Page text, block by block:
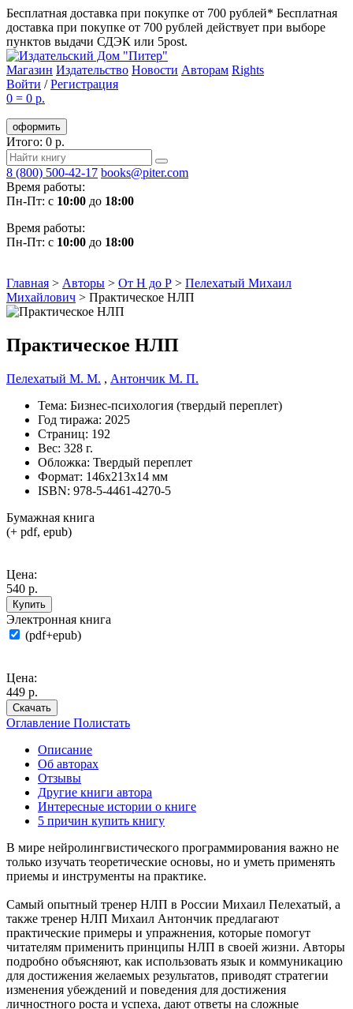
Бесплатная доставка при покупке от 700 рублей* Бесплатная
доставка при покупке от 700 рублей действует при выборе
пунктов выдачи СДЭК или 5post.
Магазин Издательство Новости Авторам Rights
Войти /Регистрация
0 = 0 р.
оформить
Итого: 0 р.
8 (800) 500-42-17 books@piter.com
Время работы:
Пн-Пт: с 10:00 до 18:00
Время работы:
Пн-Пт: с 10:00 до 18:00
Главная > Авторы > От Н до Р > Пелехатый Михаил
Михайлович > Практическое НЛП
Практическое НЛП
Пелехатый М. М. , Антончик М. П.
Тема: Бизнес-психология (твердый переплет)
Год тиража: 2025
Страниц: 192
Вес: 328 г.
Обложка: Твердый переплет
Формат: 146х213х14 мм
ISBN: 978-5-4461-4270-5
Бумажная книга
(+ pdf, epub)
Цена:
540 р.
Купить
Электронная книга
(pdf+epub)
Цена:
449 р.
Скачать
Оглавление Полистать
Описание
Об авторах
Отзывы
Другие книги автора
Интересные истории о книге
5 причин купить книгу
В мире нейролингвистического программирования важно не
только изучать теоретические основы, но и уметь применять
приемы и инструменты на практике.
Самый опытный тренер НЛП в России Михаил Пелехатый, а
также тренер НЛП Михаил Антончик предлагают
практические примеры и упражнения, которые помогут
читателям применить принципы НЛП в своей жизни. Авторы
подробно объясняют, как использовать язык и коммуникацию
для достижения желаемых результатов, приводят стратегии
изменения убеждений и поведения для достижения
личностного роста и успеха, дают ответы на сложные